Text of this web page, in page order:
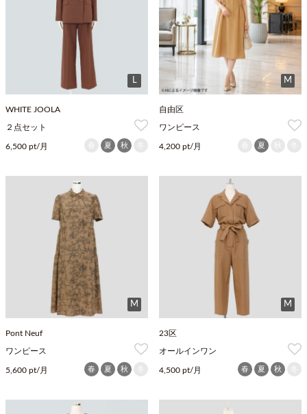
L
WHITE JOOLA
２点セット
6,500 pt/月 夏 秋
M
自由区
ワンピース
4,200 pt/月 夏
M
Pont Neuf
ワンピース
5,600 pt/月 春 夏 秋
M
23区
オールインワン
4,500 pt/月 春 夏 秋